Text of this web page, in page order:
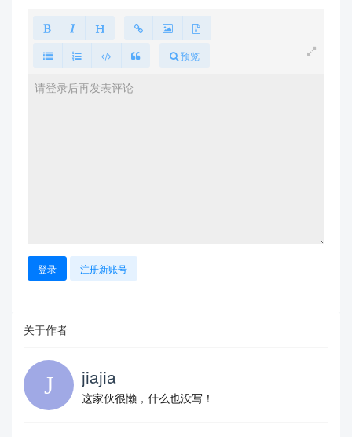
预览
登录 注册新账号
关于作者
jiajia
这家伙很懒，什么也没写！